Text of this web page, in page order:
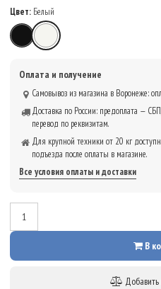
Цвет: Белый
ЧёрныйБелый
Оплата и получение
Самовывоз из магазина в Воронеже:
Доставка по России: предоплата —
перевод по реквизитам.
Для крупной техники от 20 кг
подъезда после оплаты в магазине.
Все условия оплаты и доставки
В